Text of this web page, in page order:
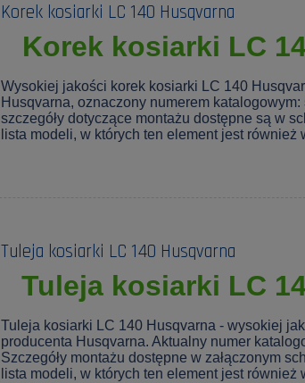
Korek kosiarki LC 140 Husqvarna
Korek kosiarki LC
Wysokiej jakości korek kosiarki LC 140
Husqvarna, oznaczony numerem katalogowym:
szczegóły dotyczące montażu dostępne są w
lista modeli, w których ten element jest również
Tuleja kosiarki LC 140 Husqvarna
Tuleja kosiarki LC
Tuleja kosiarki LC 140 Husqvarna - wysokiej
producenta Husqvarna. Aktualny numer
Szczegóły montażu dostępne w załączonym
lista modeli, w których ten element jest również